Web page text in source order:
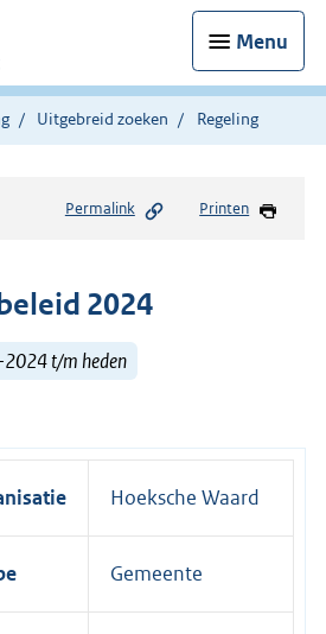
Menu
Uitgebreid zoeken Regeling
Permalink Printen
2024
t/m heden
Hoeksche Waard
Gemeente